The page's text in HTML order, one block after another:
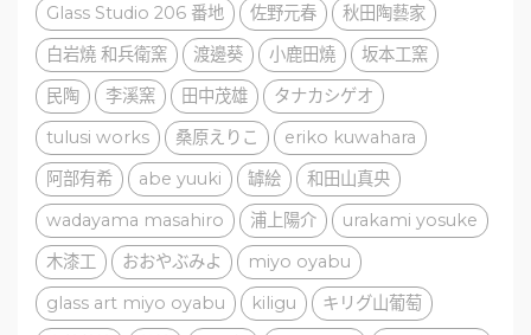
Glass Studio 206 番地
佐野元春
秋田陶藝家
白岩燒 和兵衛窯
渡邊葵 小鹿田燒
坂本工窯
民陶
李溪窯 田中茂雄
タナカシゲオ
tulusi works
桑原えりこ
eriko kuwahara
阿部有希
abe yuuki 罅絵
和田山真央
wadayama masahiro
浦上陽介
urakami yosuke
木漆工
おおやぶみよ
miyo oyabu
glass art miyo oyabu
kiligu
キリグ山葡萄